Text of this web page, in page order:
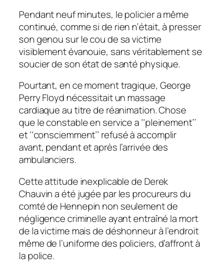
Pendant neuf minutes, le policier a même
continué, comme si de rien n’était, à presser
son genou sur le cou de sa victime
visiblement évanouie, sans véritablement se
soucier de son état de santé physique.
Pourtant, en ce moment tragique, George
Perry Floyd nécessitait un massage
cardiaque au titre de réanimation. Chose
que le constable en service a ‘‘pleinement’’
et ‘‘consciemment’’ refusé à accomplir
avant, pendant et après l’arrivée des
ambulanciers.
Cette attitude inexplicable de Derek
Chauvin a été jugée par les procureurs du
comté de Hennepin non seulement de
négligence criminelle ayant entraîné la mort
de la victime mais de déshonneur à l’endroit
même de l’uniforme des policiers, d’affront à
la police.